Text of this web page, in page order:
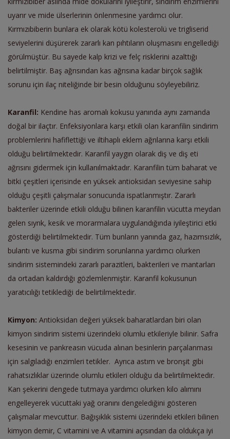
uyarır ve mide ülserlerinin önlenmesine yardımcı olur.
Kırmızıbiberin bunlara ek olarak kötü kolesterolü ve trigliserid
seviyelerini düşürerek zararlı kan pıhtıların oluşmasını engellediği
görülmüştür. Bu sayede kalp krizi ve felç risklerini azalttığı
belirtilmiştir. Baş ağrısından kas ağrısına kadar birçok sağlık
sorunu için ilaç niteliğinde bir besin olduğunu söyleyebiliriz.
Karanfil: Kendine has aromalı kokusu yanında aynı zamanda
doğal bir ilaçtır. Enfeksiyonlara karşı etkili olan karanfilin sindirim
problemlerini hafiflettiği ve iltihaplı eklem ağrılarına karşı etkili
olduğu belirtilmektedir. Karanfil yaygın olarak diş ve diş eti
ağrısını gidermek için kullanılmaktadır. Karanfilin tüm baharat ve
bitki çeşitleri içerisinde en yüksek antioksidan seviyesine sahip
olduğu çeşitli çalışmalar sonucunda ispatlanmıştır. Zararlı
bakteriler üzerinde etkili olduğu bilinen karanfilin vücutta meydan
gelen sıyrık, kesik ve morarmalara uygulandığında iyileştirici etki
gösterdiği belirtilmektedir. Tüm bunların yanında gaz, hazımsızlık,
bulantı ve kusma gibi sindirim sorunlarına yardımcı olurken
sindirim sistemindeki zararlı parazitleri, bakterileri ve mantarları
da ortadan kaldırdığı gözlemlenmiştir. Karanfil kokusunun
yaratıcılığı tetiklediği de belirtilmektedir.
Kimyon: Antioksidan değeri yüksek baharatlardan biri olan
kimyon sindirim sistemi üzerindeki olumlu etkileriyle bilinir. Safra
kesesinin ve pankreasın vücuda alınan besinlerin parçalanması
için salgıladığı enzimleri tetikler. Ayrıca astım ve bronşit gibi
rahatsızlıklar üzerinde olumlu etkileri olduğu da belirtilmektedir.
Kan şekerini dengede tutmaya yardımcı olurken kilo alımını
engelleyerek vücuttaki yağ oranını dengelediğini gösteren
çalışmalar mevcuttur. Bağışıklık sistemi üzerindeki etkileri bilinen
kimyon demir, C vitamini ve A vitamini açısından da oldukça iyi